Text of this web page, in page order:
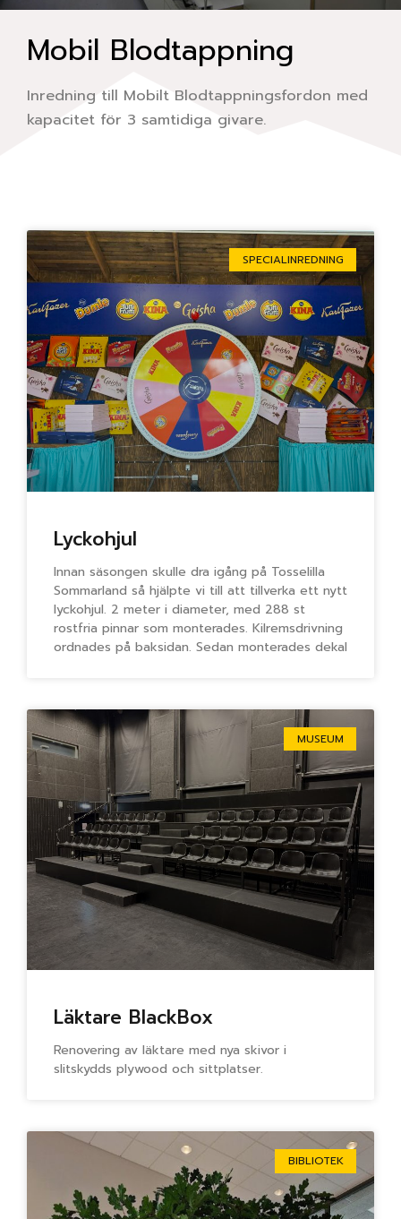
Mobil Blodtappning
Inredning till Mobilt Blodtappningsfordon med
kapacitet för 3 samtidiga givare.
SPECIALINREDNING
Lyckohjul
Innan säsongen skulle dra igång på Tosselilla
Sommarland så hjälpte vi till att tillverka ett nytt
lyckohjul. 2 meter i diameter, med 288 st
rostfria pinnar som monterades. Kilremsdrivning
ordnades på baksidan. Sedan monterades dekal
MUSEUM
Läktare BlackBox
Renovering av läktare med nya skivor i
slitskydds plywood och sittplatser.
BIBLIOTEK
Sida Sida Sida Sida Sida